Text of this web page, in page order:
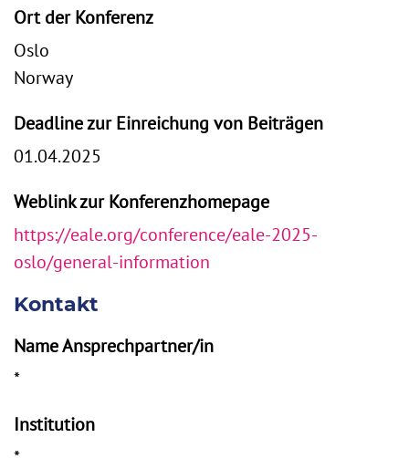
Ort der Konferenz
Oslo
Norway
Deadline zur Einreichung von Beiträgen
01.04.2025
Weblink zur Konferenzhomepage
https://eale.org/conference/eale-2025-
oslo/general-information
Kontakt
Name Ansprechpartner/in
*
Institution
*